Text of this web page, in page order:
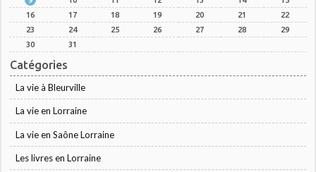
16
17 18 19 20 21
22
23
24 25 26 27 28
29
30
31
Catégories
La vie à Bleurville
La vie en Lorraine
La vie en Saône Lorraine
Les livres en Lorraine